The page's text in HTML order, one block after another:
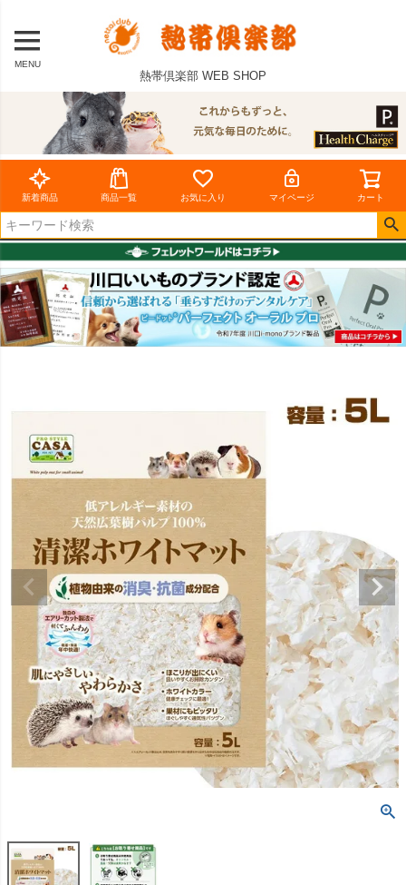
MENU
熱帯倶楽部 WEB SHOP
新着商品 商品一覧 お気に入り マイページ カート